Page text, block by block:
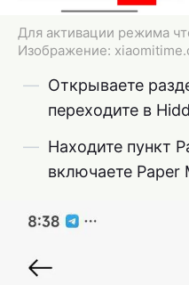
Для активации режима
Изображение:
Открываете
переходите в
Находите пункт
включаете Paper